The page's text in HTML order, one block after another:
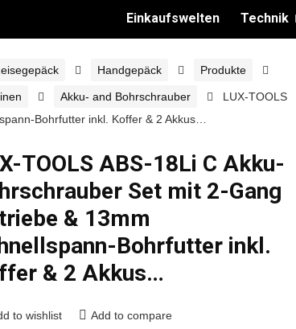
Einkaufswelten Technik
Handgepäck Produkte
Akku- and Bohrschrauber
LUX-TOOLS
Bohrfutter inkl. Koffer & 2 Akkus…
TOOLS ABS-18Li C Akku-
Set mit 2-Gang
& 13mm
Bohrfutter inkl.
& 2 Akkus…
to wishlist Add to compare